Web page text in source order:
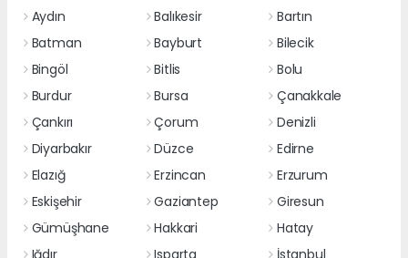
Aydın
Balıkesir
Bartın
Batman
Bayburt
Bilecik
Bingöl
Bitlis
Bolu
Burdur
Bursa
Çanakkale
Çankırı
Çorum
Denizli
Diyarbakır
Düzce
Edirne
Elazığ
Erzincan
Erzurum
Eskişehir
Gaziantep
Giresun
Gümüşhane
Hakkari
Hatay
Iğdır
Isparta
İstanbul